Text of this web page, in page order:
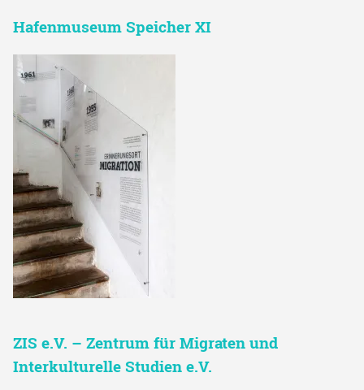
Hafenmuseum Speicher XI
ZIS e.V. – Zentrum für Migraten und
Interkulturelle Studien e.V.